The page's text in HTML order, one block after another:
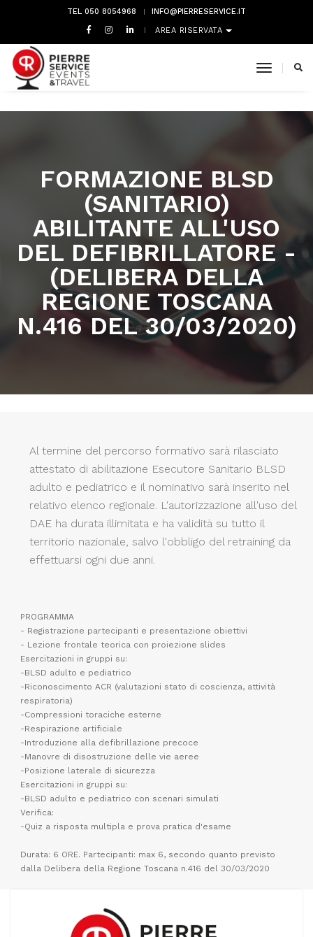
TEL 050 8054968 INFO@PIERRESERVICE.IT
AREA RISERVATA
toggle
FORMAZIONE BLSD
(SANITARIO)
ABILITANTE ALL'USO
DEL DEFIBRILLATORE -
(DELIBERA DELLA
REGIONE TOSCANA
N.416 DEL 30/03/2020)
Al termine del percorso formativo sarà rilasciato
attestato di abilitazione Esecutore Sanitario BLSD
adulto e pediatrico e il nominativo sarà inserito nel
relativo elenco regionale. L'autorizzazione all'uso del
DAE ha durata illimitata e ha validità su tutto il
territorio nazionale, salvo l'obbligo del retraining da
effettuarsi ogni due anni.
PROGRAMMA
- Registrazione partecipanti e presentazione obiettivi
- Lezione frontale teorica con proiezione slides
Esercitazioni in gruppi su:
-BLSD adulto e pediatrico
-Riconoscimento ACR (valutazioni stato di coscienza, attività
respiratoria)
-Compressioni toraciche esterne
-Respirazione artificiale
-Introduzione alla defibrillazione precoce
-Manovre di disostruzione delle vie aeree
-Posizione laterale di sicurezza
Esercitazioni in gruppi su:
-BLSD adulto e pediatrico con scenari simulati
Verifica:
-Quiz a risposta multipla e prova pratica d'esame
Durata: 6 ORE. Partecipanti: max 6, secondo quanto previsto
dalla Delibera della Regione Toscana n.416 del 30/03/2020